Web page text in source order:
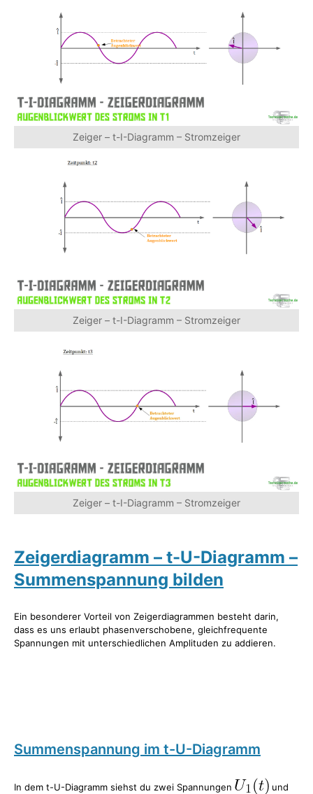
Zeiger – t-I-Diagramm – Stromzeiger
Zeiger – t-I-Diagramm – Stromzeiger
Zeiger – t-I-Diagramm – Stromzeiger
Zeigerdiagramm – t-U-Diagramm –
Summenspannung bilden
Ein besonderer Vorteil von Zeigerdiagrammen besteht darin,
dass es uns erlaubt phasenverschobene, gleichfrequente
Spannungen mit unterschiedlichen Amplituden zu addieren.
Summenspannung im t-U-Diagramm
In dem t-U-Diagramm siehst du zwei Spannungen
und